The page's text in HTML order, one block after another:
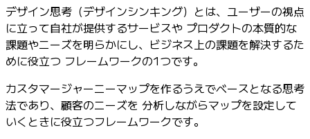
デザイン思考（デザインシンキング）とは、ユーザーの視点
に立って自社が提供するサービスや プロダクトの本質的な
課題やニーズを明らかにし、ビジネス上の課題を解決するた
めに役立つ フレームワークの1つです。
カスタマージャーニーマップを作るうえでベースとなる思考
法であり、顧客のニーズを 分析しながらマップを設定して
いくときに役立つフレームワークです。